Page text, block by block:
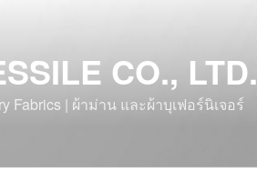
CO., LTD.
Fabrics | ผ้าม่าน และผ้าบุเฟอร์นิเจอร์